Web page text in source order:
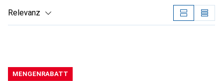
Relevanz
MENGENRABATT